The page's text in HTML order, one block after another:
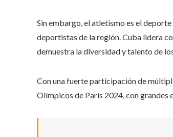
Sin embargo, el atletismo es el
deportistas de la región. Cuba lidera
demuestra la diversidad y talento de
Con una fuerte participación de
Olímpicos de París 2024, con grandes